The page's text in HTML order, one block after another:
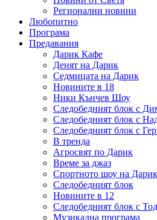
Регионални новини
Любопитно
Програма
Предавания
Дарик Кафе
Денят на Дарик
Седмицата на Дарик
Новините в 18
Ники Кънчев Шоу
Следобедният блок с
Следобедният блок с
Следобедният блок с
В тренда
Агросвят по Дарик
Време за джаз
Спортното шоу на Дарик
Следобедният блок
Новините в 12
Следобедният блок с
Музикална програма